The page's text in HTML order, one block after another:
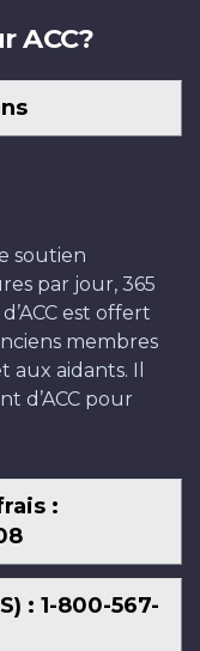
ACC?
soutien
par jour, 365
est offert
membres
aux aidants. Il
d’ACC pour
:
: 1-800-567-